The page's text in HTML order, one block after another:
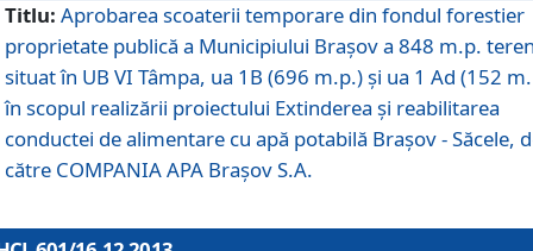
Titlu: Aprobarea scoaterii temporare din fondul forestier
proprietate publică a Municipiului Braşov a 848 m.p.
situat în UB VI Tâmpa, ua 1B (696 m.p.) şi ua 1 Ad (152
în scopul realizării proiectului Extinderea şi reabilitarea
conductei de alimentare cu apă potabilă Braşov - Săcele,
către COMPANIA APA Braşov S.A.